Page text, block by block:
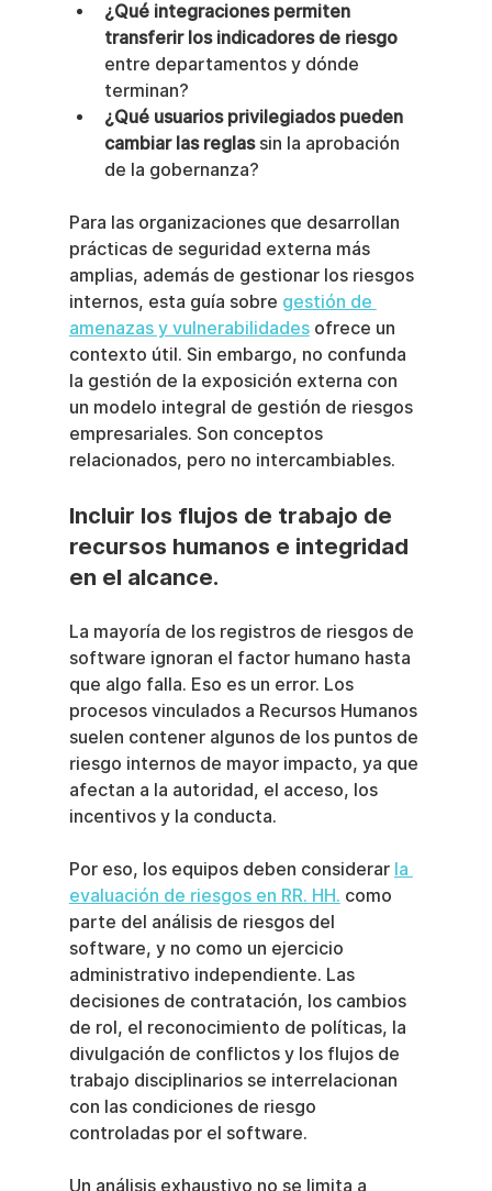
¿Qué integraciones permiten
transferir los indicadores de riesgo
entre departamentos y dónde
terminan?
¿Qué usuarios privilegiados pueden
cambiar las reglas sin la aprobación
de la gobernanza?
Para las organizaciones que desarrollan
prácticas de seguridad externa más
amplias, además de gestionar los riesgos
internos, esta guía sobre gestión de
amenazas y vulnerabilidades ofrece un
contexto útil. Sin embargo, no confunda
la gestión de la exposición externa con
un modelo integral de gestión de riesgos
empresariales. Son conceptos
relacionados, pero no intercambiables.
Incluir los flujos de trabajo de
recursos humanos e integridad
en el alcance.
La mayoría de los registros de riesgos de
software ignoran el factor humano hasta
que algo falla. Eso es un error. Los
procesos vinculados a Recursos Humanos
suelen contener algunos de los puntos de
riesgo internos de mayor impacto, ya que
afectan a la autoridad, el acceso, los
incentivos y la conducta.
Por eso, los equipos deben considerar la
evaluación de riesgos en RR. HH. como
parte del análisis de riesgos del
software, y no como un ejercicio
administrativo independiente. Las
decisiones de contratación, los cambios
de rol, el reconocimiento de políticas, la
divulgación de conflictos y los flujos de
trabajo disciplinarios se interrelacionan
con las condiciones de riesgo
controladas por el software.
Un análisis exhaustivo no se limita a